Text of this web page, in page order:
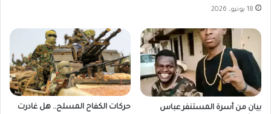
18 يونيو، 2026
بيان من أسرة المستنفر عباس
حركات الكفاح المسلح.. هل غادرت